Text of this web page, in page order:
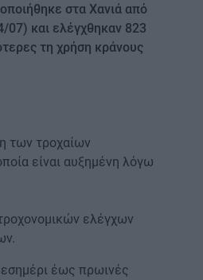
στα Χανιά από
και ελέγχθηκαν 823
τη χρήση κράνους
των τροχαίων
είναι αυξημένη λόγω
ελέγχων
έως πρωινές